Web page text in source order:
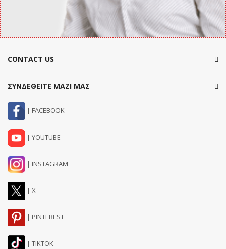
CONTACT US
ΣΥΝΔΕΘΕΙΤΕ ΜΑΖΙ ΜΑΣ
| FACEBOOK
| YOUTUBE
| INSTAGRAM
| X
| PINTEREST
| TIKTOK